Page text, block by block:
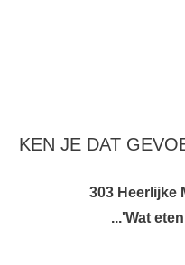
KEN JE DAT
303 Heerlijke
...'Wat